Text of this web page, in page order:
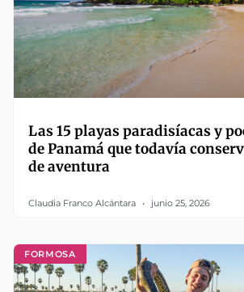
Las 15 playas paradisíacas y
de Panamá que todavía
de aventura
Claudia Franco Alcántara junio 25, 2026
FORMOSA